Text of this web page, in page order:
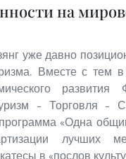
на
уже давно
Вместе с тем
– Торговля –
«Одна
лучших
в «послов